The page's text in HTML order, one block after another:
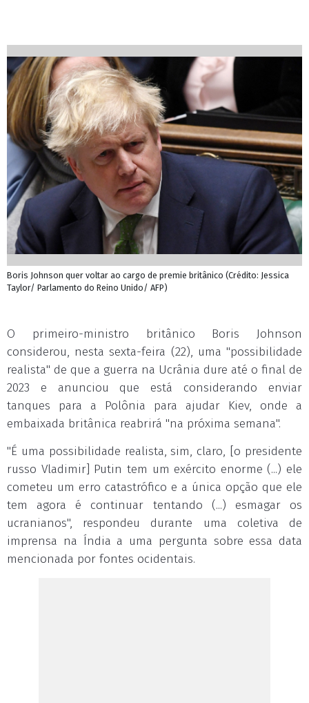
Boris Johnson quer voltar ao cargo de premie britânico (Crédito: Jessica
Taylor/ Parlamento do Reino Unido/ AFP)
O primeiro-ministro britânico Boris Johnson
considerou, nesta sexta-feira (22), uma "possibilidade
realista" de que a guerra na Ucrânia dure até o final de
2023 e anunciou que está considerando enviar
tanques para a Polônia para ajudar Kiev, onde a
embaixada britânica reabrirá "na próxima semana".
"É uma possibilidade realista, sim, claro, [o presidente
russo Vladimir] Putin tem um exército enorme (...) ele
cometeu um erro catastrófico e a única opção que ele
tem agora é continuar tentando (...) esmagar os
ucranianos", respondeu durante uma coletiva de
imprensa na Índia a uma pergunta sobre essa data
mencionada por fontes ocidentais.